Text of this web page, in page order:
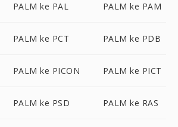
PALM ke PAL PALM ke PAM
PALM ke PCT PALM ke PDB
PALM ke PICON PALM ke PICT
PALM ke PSD PALM ke RAS